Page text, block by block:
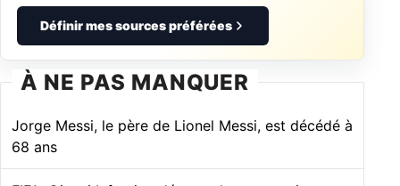
Définir mes sources préférées
À NE PAS MANQUER
Jorge Messi, le père de Lionel Messi, est décédé à
68 ans